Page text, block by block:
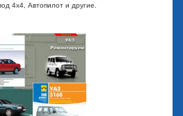
4х4, Автопилот и другие.